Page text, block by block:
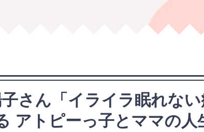
子さん「イライラ眠れな
アトピーっ子とママの人